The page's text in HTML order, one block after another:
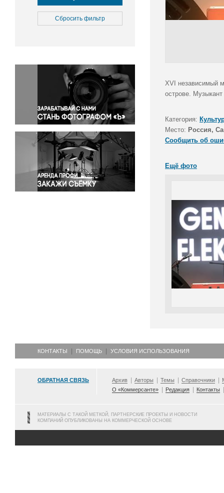
Культура
Медицина
Окружающая среда
Политика
Правосудие
Происшествия и конфликты
Религия
Светская жизнь
Спорт
Экология
Экономика и бизнес
Сбросить фильтр
XVI независимый
острове.
Категория:
Место: Россия,
Сообщить об
Ещё фото
КОНТАКТЫ ПОМОЩЬ УСЛОВИЯ ИСПОЛЬЗОВАНИЯ
ОБРАТНАЯ СВЯЗЬ Архив Авторы Темы Справочники
О «Коммерсанте»
Редакция Контакты
МАТЕРИАЛЫ С ТАКОЙ МЕТКОЙ, ПАРТНЕРСКИЕ ПРОЕКТЫ И НОВОСТИ
КОМПАНИЙ ОПУБЛИКОВАНЫ НА КОММЕРЧЕСКОЙ ОСНОВЕ